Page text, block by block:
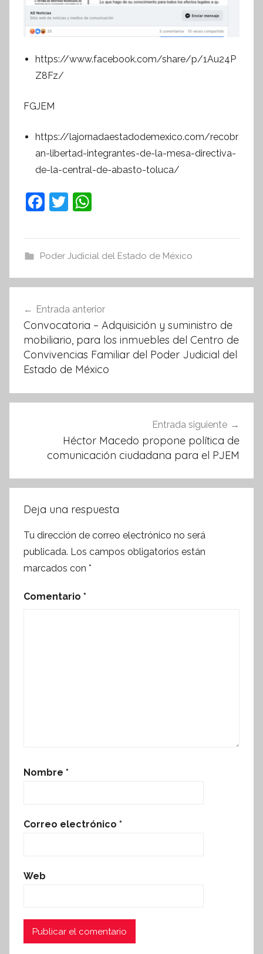
https://www.facebook.com/share/p/1Au24P
Z8Fz/
FGJEM
https://lajornadaestadodemexico.com/recobr
an-libertad-integrantes-de-la-mesa-directiva-
de-la-central-de-abasto-toluca/
F
e
b
o
k
T
er s
A
p
Poder Judicial del Estado de México
de
entradas
Entrada anterior
Convocatoria – Adquisición y suministro de
mobiliario, para los inmuebles del Centro de
Convivencias Familiar del Poder Judicial del
Estado de México
Entrada siguiente
Héctor Macedo propone política de
comunicación ciudadana para el PJEM
Deja una respuesta
Tu dirección de correo electrónico no será
publicada. Los campos obligatorios están
marcados con *
Comentario *
Nombre *
Correo electrónico *
Web